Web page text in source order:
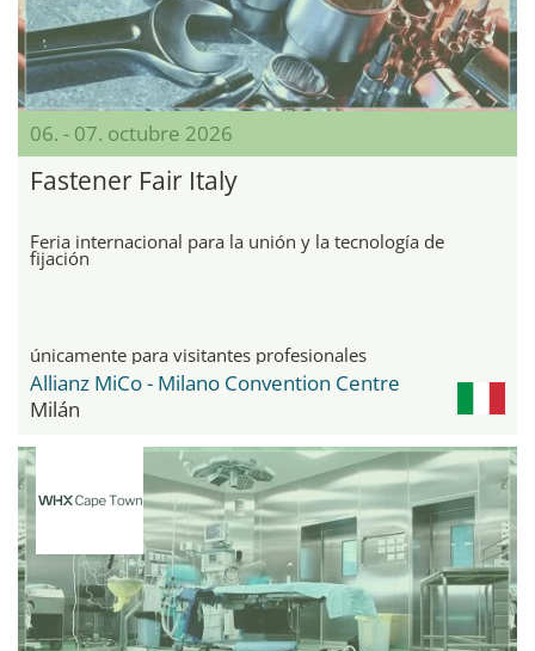
06. - 07. octubre 2026
Fastener Fair Italy
Feria internacional para la unión y la tecnología de
fijación
únicamente para visitantes profesionales
Allianz MiCo - Milano Convention Centre
Milán